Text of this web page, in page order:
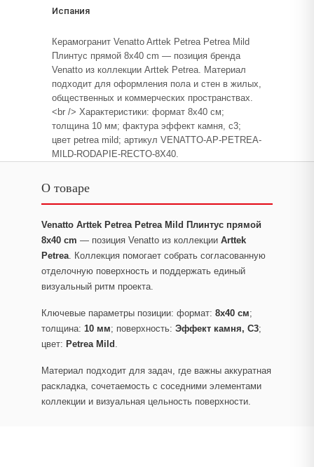
Испания
Керамогранит Venatto Arttek Petrea Petrea Mild
Плинтус прямой 8x40 cm — позиция бренда
Venatto из коллекции Arttek Petrea. Материал
подходит для оформления пола и стен в жилых,
общественных и коммерческих пространствах.
<br /> Характеристики: формат 8x40 см;
толщина 10 мм; фактура эффект камня, c3;
цвет petrea mild; артикул VENATTO-AP-PETREA-
MILD-RODAPIE-RECTO-8X40.
О товаре
Venatto Arttek Petrea Petrea Mild Плинтус прямой
8x40 cm — позиция Venatto из коллекции Arttek
Petrea. Коллекция помогает собрать согласованную
отделочную поверхность и поддержать единый
визуальный ритм проекта.
Ключевые параметры позиции: формат: 8x40 см;
толщина: 10 мм; поверхность: Эффект камня, C3;
цвет: Petrea Mild .
Материал подходит для задач, где важны аккуратная
раскладка, сочетаемость с соседними элементами
коллекции и визуальная цельность поверхности.